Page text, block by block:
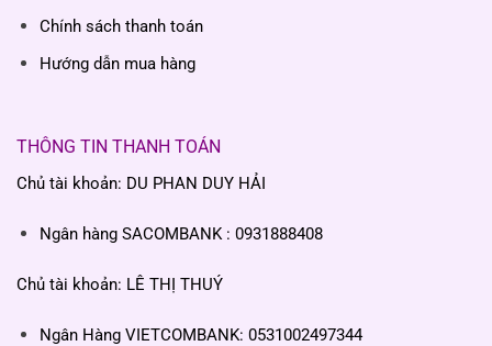
Chính sách thanh toán
Hướng dẫn mua hàng
THÔNG TIN THANH TOÁN
Chủ tài khoản: DU PHAN DUY HẢI
Ngân hàng SACOMBANK : 0931888408
Chủ tài khoản: LÊ THỊ THUÝ
Ngân Hàng VIETCOMBANK: 0531002497344